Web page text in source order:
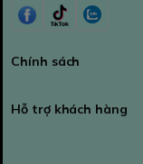
Chính sách
Hỗ trợ khách hàng